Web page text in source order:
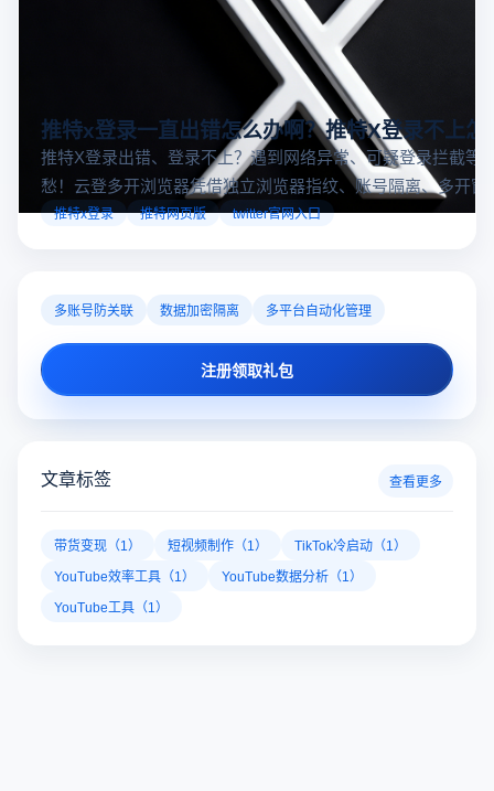
推特x登录一直出错怎么办啊？推特X登录不上怎
推特X登录出错、登录不上？遇到网络异常、可疑登录拦截等
愁！云登多开浏览器凭借独立浏览器指纹、账号隔离、多开窗
对性解决登录难题，让推特X登录更稳定安全～
推特x登录 推特网页版 twitter官网入口
多账号防关联 数据加密隔离 多平台自动化管理
注册领取礼包
文章标签 查看更多
带货变现（1） 短视频制作（1）
TikTok冷启动（1）
YouTube效率工具（1）
YouTube数据分析（1）
YouTube工具（1）